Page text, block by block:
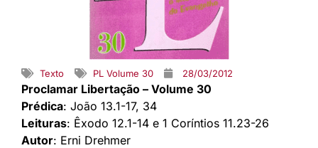
Texto PL Volume 30 28/03/2012
Proclamar Libertação – Volume 30
Prédica: João 13.1-17, 34
Leituras: Êxodo 12.1-14 e 1 Coríntios 11.23-26
Autor: Erni Drehmer